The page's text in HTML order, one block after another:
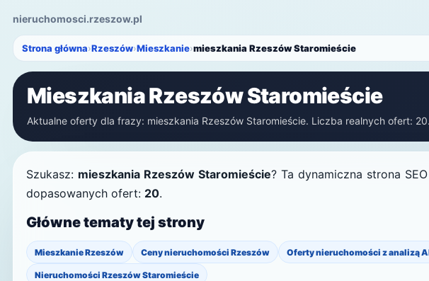
nieruchomosci.rzeszow.pl
Strona główna›Rzeszów›Mieszkanie›mieszkania Rzeszów Staromieście
Mieszkania Rzeszów Staromieście
Aktualne oferty dla frazy: mieszkania Rzeszów Staromieście. Liczba realnych ofert:
Szukasz: mieszkania Rzeszów Staromieście? Ta dynamiczna strona
dopasowanych ofert: 20.
Główne tematy tej strony
Mieszkanie Rzeszów Ceny nieruchomości Rzeszów Oferty nieruchomości z analizą
Nieruchomości Rzeszów Staromieście